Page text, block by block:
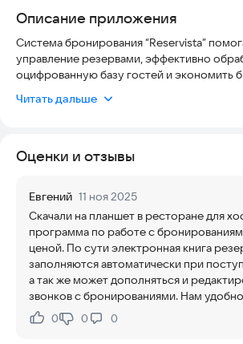
Описание приложения
Система бронирования “Reservista”
управление резервами, эффективно
оцифрованную базу гостей и экономить
Решение состоит из программного
Особенности системы:
брони и оптимизировать работу.
* Для ресторатора: Личный кабинет для
резервами и гостевой базой, настройки
эффективности каналов бронирования,
настройки гиперссылок на бронирования.
Читать дальше
Оценки и отзывы
Евгений 11 ноя 2025
Скачали на планшет в ресторане для
программа по работе с
ценой. По сути электронная книга
заполняются автоматически при
а так же может дополняться и
звонков с бронированиями. Нам удобно
Нравится:
0Не нравится:
0 0